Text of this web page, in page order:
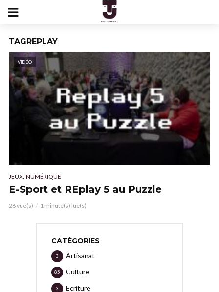
TAGREPLAY
VIDÉO
JEUX, NUMÉRIQUE
E-Sport et REplay 5 au Puzzle
26 vue(s) 1 minute(s) lue(s)
CATÉGORIES
Artisanat
3
Culture
85
Ecriture
3